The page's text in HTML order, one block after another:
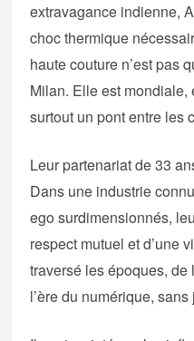
extravagance indienne,
choc thermique
haute couture n’est pas
Milan. Elle est
surtout un pont entre les
Leur partenariat de 33
Dans une industrie
ego surdimensionnés,
respect mutuel et d’une
traversé les époques, de
l’ère du numérique,